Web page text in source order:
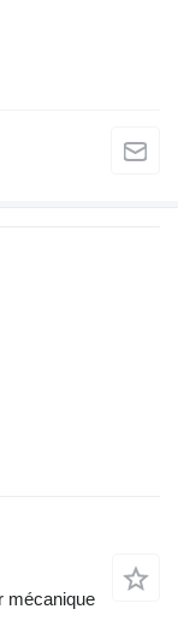
mécanique